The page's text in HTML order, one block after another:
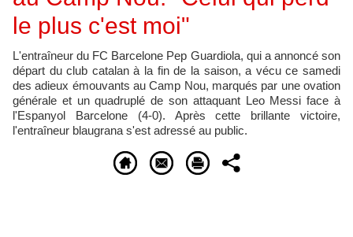
le plus c'est moi"
L'entraîneur du FC Barcelone Pep Guardiola, qui a annoncé son
départ du club catalan à la fin de la saison, a vécu ce samedi
des adieux émouvants au Camp Nou, marqués par une ovation
générale et un quadruplé de son attaquant Leo Messi face à
l'Espanyol Barcelone (4-0). Après cette brillante victoire,
l'entraîneur blaugrana s'est adressé au public.